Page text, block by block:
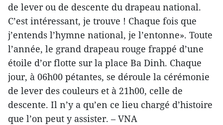
de lever ou de descente du drapeau national.
C’est intéressant, je trouve ! Chaque fois que
j’entends l’hymne national, je l’entonne». Toute
l’année, le grand drapeau rouge frappé d’une
étoile d’or flotte sur la place Ba Dinh. Chaque
jour, à 06h00 pétantes, se déroule la cérémonie
de lever des couleurs et à 21h00, celle de
descente. Il n’y a qu’en ce lieu chargé d’histoire
que l’on peut y assister. – VNA